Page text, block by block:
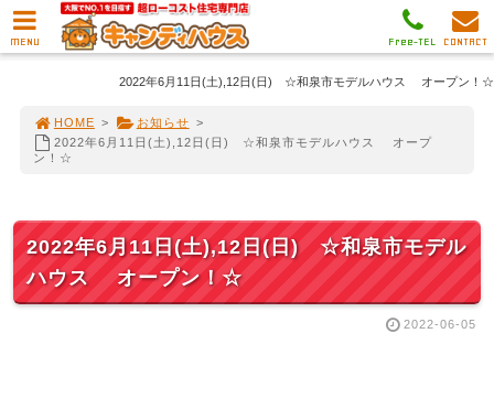
2022年6月11日(土),12日(日) ☆和泉市モデルハウス オープン！☆
HOME > お知らせ >
2022年6月11日(土),12日(日) ☆和泉市モデルハウス オープ
ン！☆
2022年6月11日(土),12日(日) ☆和泉市モデル
ハウス オープン！☆
2022-06-05
MENU CONTACT
Free-TEL